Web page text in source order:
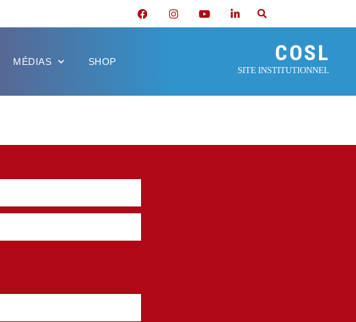
MÉDIAS SHOP COSL
SITE INSTITUTIONNEL